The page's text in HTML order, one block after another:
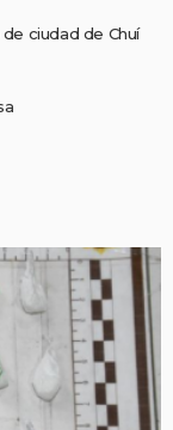
ciudad de Chuí